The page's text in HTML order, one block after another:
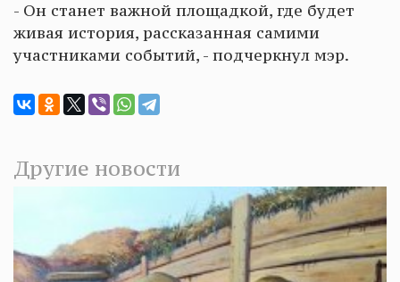
- Он станет важной площадкой, где будет
живая история, рассказанная самими
участниками событий, - подчеркнул мэр.
Другие новости